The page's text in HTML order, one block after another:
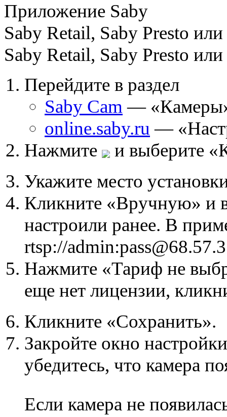
Приложение Saby
Saby Retail, Saby Presto
Saby Retail, Saby Presto
Перейдите в раздел
Saby Cam —
online.saby.ru —
Нажмите
и выберите
Укажите место
Кликните «Вручную» и
настроили ранее. В
rtsp://
Нажмите «Тариф не
еще нет лицензии,
Кликните «Сохранить».
Закройте окно
убедитесь, что камера
Если камера не